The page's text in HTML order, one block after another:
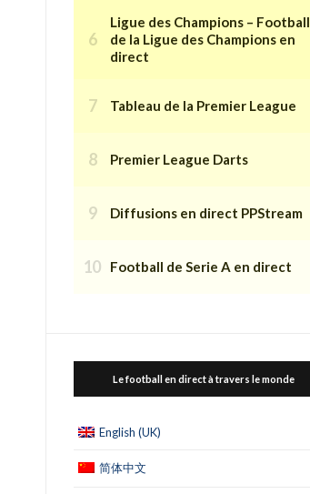
Ligue des Champions – Football
de la Ligue des Champions en
direct
Tableau de la Premier League
Premier League Darts
Diffusions en direct PPStream
Football de Serie A en direct
Le football en direct à travers le monde
English (UK)
简体中文